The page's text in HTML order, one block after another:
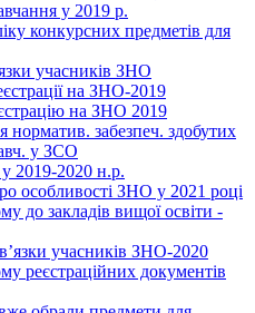
у 2019 р.
конкурсних предметів для
учасників ЗНО
на ЗНО-2019
на ЗНО 2019
норматив. забезпеч. здобутих
у ЗСО
2019-2020 н.р.
особливості ЗНО у 2021 році
до закладів вищої освіти -
учасників ЗНО-2020
реєстраційних документів